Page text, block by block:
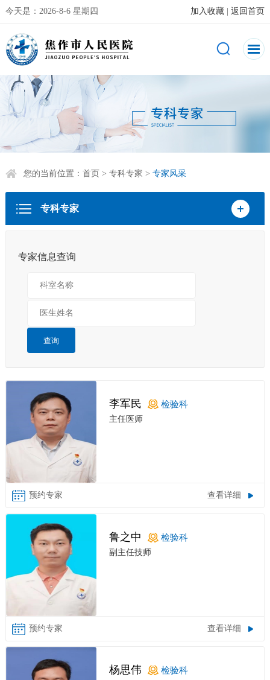
加入收藏 |返回首页
今天是： 2026-8-6 星期四
您的当前位置： 首页 > 专科专家 > 专家风采
专科专家
专家信息查询
查询
李军民 检验科
主任医师
查看详细
鲁之中 检验科
副主任技师
查看详细
杨思伟 检验科